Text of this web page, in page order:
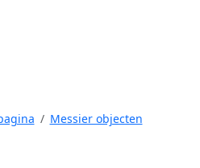
Messier objecten